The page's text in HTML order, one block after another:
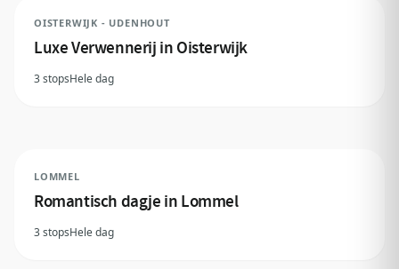
OISTERWIJK - UDENHOUT
Luxe Verwennerij in Oisterwijk
3 stopsHele dag
LOMMEL
Romantisch dagje in Lommel
3 stopsHele dag